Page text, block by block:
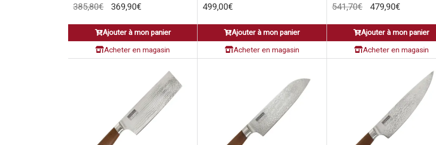
385,80€
Le
initial
était :
385,80€.
369,90€
actuel
est :
369,90€.
Ajouter à mon panier
Acheter en magasin
499,00€
Ajouter à mon panier
Acheter en magasin
541,70€
Le
initial
était :
541,70€.
479,90€
actuel
est :
479,90€.
Ajouter à mon panier
Acheter en magasin